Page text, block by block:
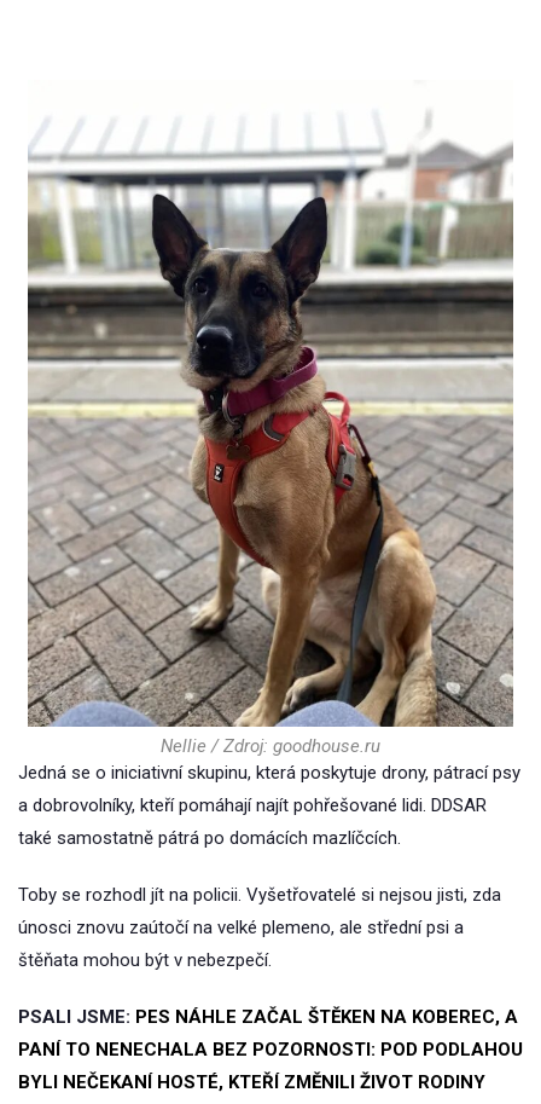
Nellie / Zdroj: goodhouse.ru
Jedná se o iniciativní skupinu, která poskytuje drony, pátrací psy
a dobrovolníky, kteří pomáhají najít pohřešované lidi. DDSAR
také samostatně pátrá po domácích mazlíčcích.
Toby se rozhodl jít na policii. Vyšetřovatelé si nejsou jisti, zda
únosci znovu zaútočí na velké plemeno, ale střední psi a
štěňata mohou být v nebezpečí.
PSALI JSME: PES NÁHLE ZAČAL ŠTĚKEN NA KOBEREC, A
PANÍ TO NENECHALA BEZ POZORNOSTI: POD PODLAHOU
BYLI NEČEKANÍ HOSTÉ, KTEŘÍ ZMĚNILI ŽIVOT RODINY